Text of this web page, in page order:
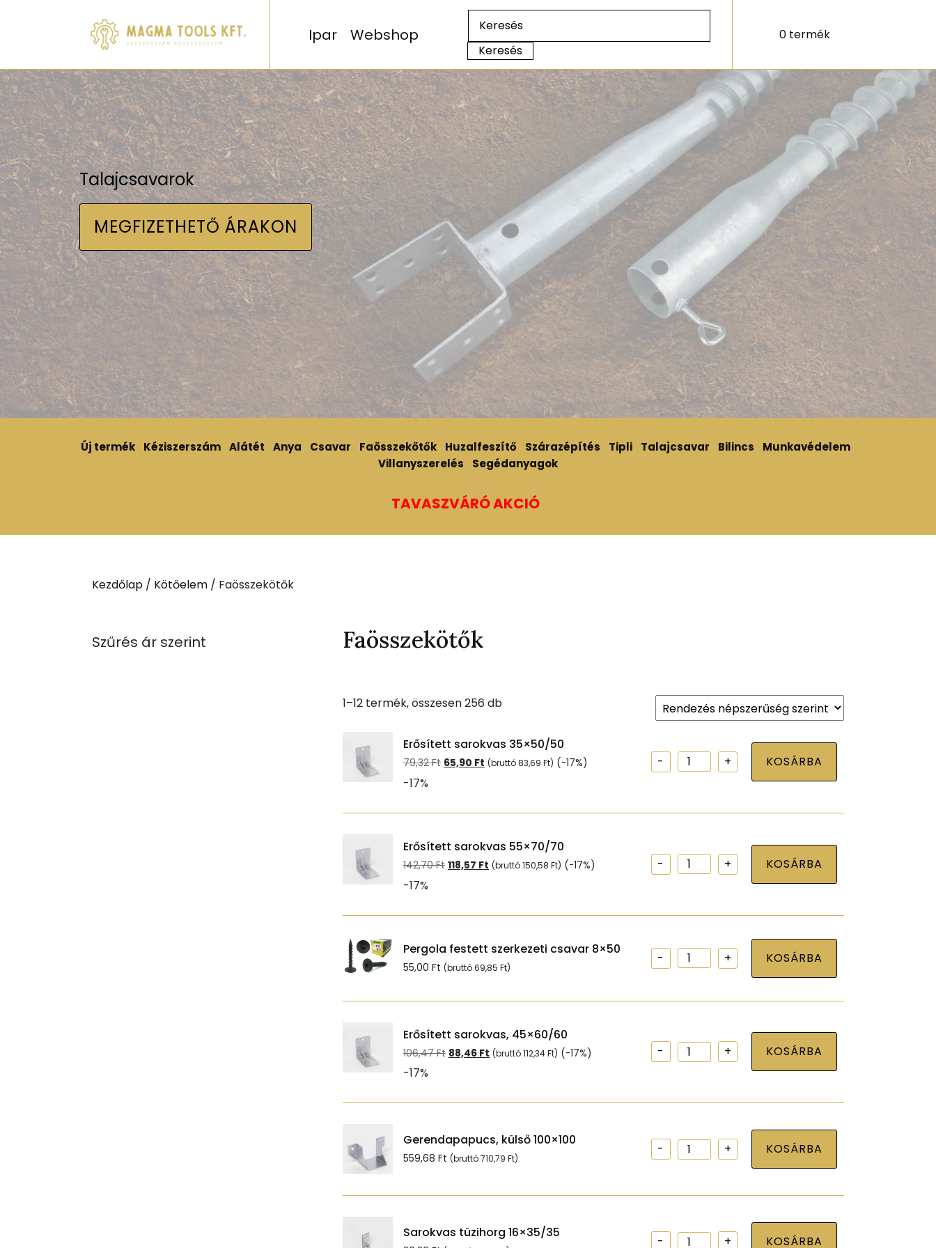
Ipar Webshop 0 termék
Talajcsavarok
MEGFIZETHETŐ ÁRAKON
Új termék Kéziszerszám Alátét Anya Csavar Faösszekötők Huzalfeszítő Szárazépítés Tipli Talajcsavar Bilincs
Munkavédelem
Villanyszerelés
Segédanyagok
TAVASZVÁRÓ AKCIÓ
Kezdőlap / Kötőelem / Faösszekötők
Szűrés ár szerint Faösszekötők
1–12 termék, összesen 256 dbSorted
popularity
Erősített sarokvas 35×50/50
79,32Ft Original
65,90 Ft Current
(bruttó83,69 Ft) (-17%)
-17%
Erősített
sarokvas
mennyiség
KOSÁRBA
Erősített sarokvas 55×70/70
142,70Ft Original
118,57 Ft Current
(bruttó150,58 Ft) (-17%)
-17%
Erősített
sarokvas
mennyiség
KOSÁRBA
Pergola festett szerkezeti csavar 8×50
55,00 Ft (bruttó69,85 Ft)
Pergola
festett
csavar
mennyiség
KOSÁRBA
Erősített sarokvas, 45×60/60
106,47Ft Original
88,46 Ft Current
(bruttó112,34Ft) (-17%)
-17%
Erősített
sarokvas,
mennyiség
KOSÁRBA
Gerendapapucs, külső 100×100
559,68 Ft (bruttó710,79 Ft)
Gerendapapucs,
külső
mennyiség
KOSÁRBA
Sarokvas tüzihorg 16×35/35
Sarokvas
KOSÁRBA